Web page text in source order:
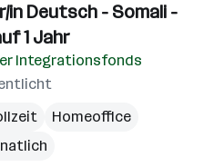
in Deutsch - Somali -
1 Jahr
Integrationsfonds
Homeoffice